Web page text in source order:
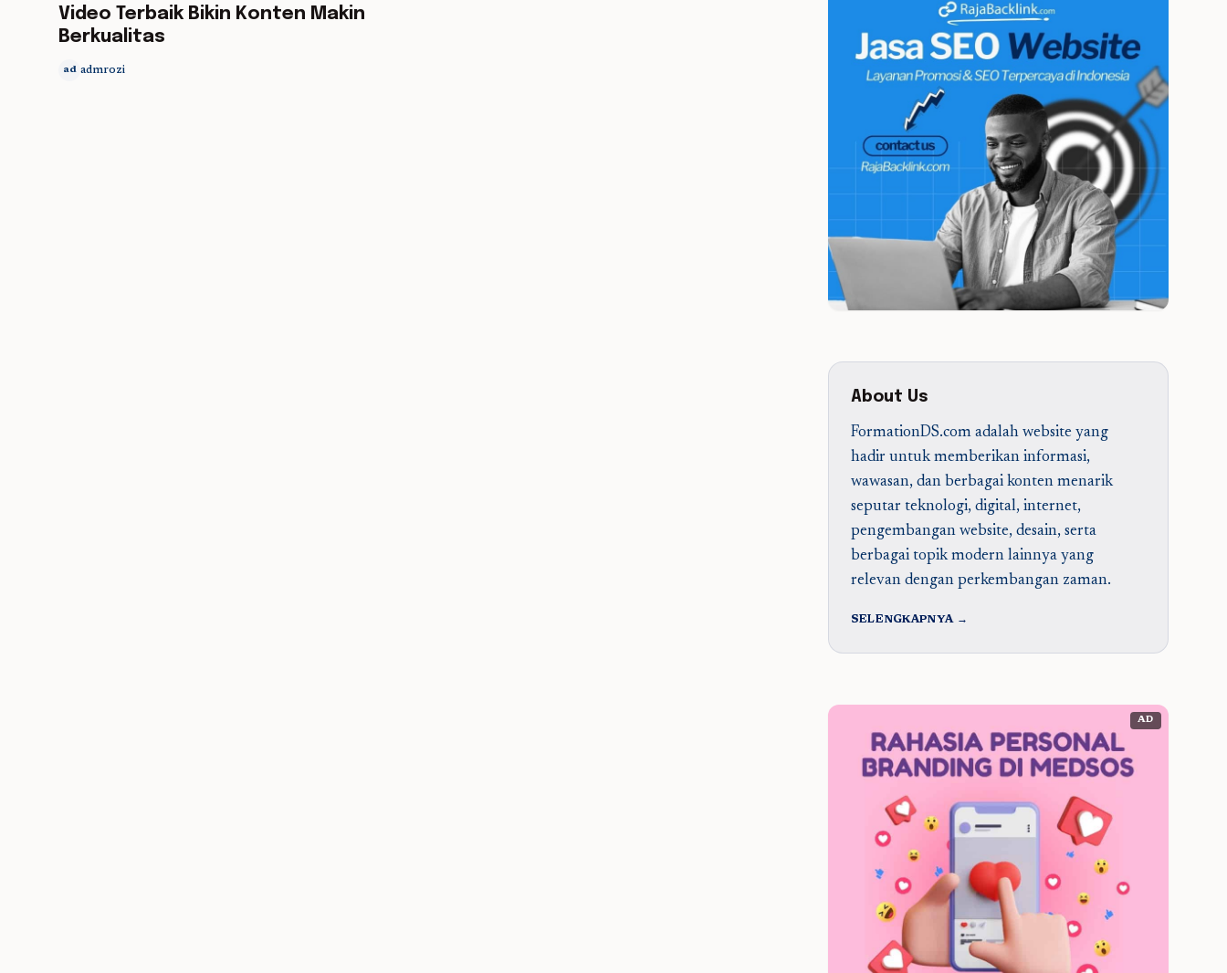
Video Terbaik Bikin Konten Makin
Berkualitas
ad admrozi
About Us
FormationDS.com adalah website yang
hadir untuk memberikan informasi,
wawasan, dan berbagai konten menarik
seputar teknologi, digital, internet,
pengembangan website, desain, serta
berbagai topik modern lainnya yang
relevan dengan perkembangan zaman.
SELENGKAPNYA →
AD